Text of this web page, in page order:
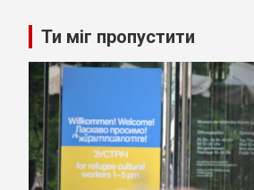
Ти міг пропустити